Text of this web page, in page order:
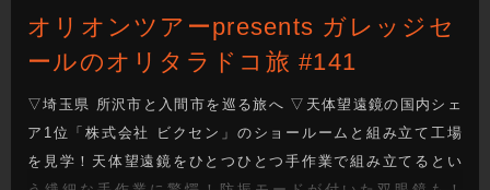
オリオンツアーpresents ガレッジセ
ールのオリタラドコ旅 #141
▽埼玉県 所沢市と入間市を巡る旅へ ▽天体望遠鏡の国内シェ
ア1位「株式会社 ビクセン」のショールームと組み立て工場
を見学！天体望遠鏡をひとつひとつ手作業で組み立てるとい